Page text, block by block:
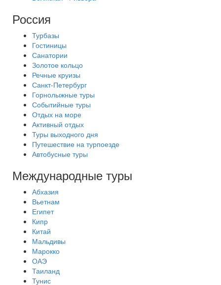
Россия
Турбазы
Гостиницы
Санатории
Золотое кольцо
Речные круизы
Санкт-Петербург
Горнолыжные туры
Событийные туры
Отдых на море
Активный отдых
Туры выходного дня
Путешествие на турпоезде
Автобусные туры
Международные туры
Абхазия
Вьетнам
Египет
Кипр
Китай
Мальдивы
Марокко
ОАЭ
Таиланд
Тунис